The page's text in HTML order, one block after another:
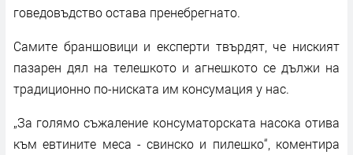
говедовъдство остава пренебрегнато.
Самите браншовици и експерти твърдят, че ниският
пазарен дял на телешкото и агнешкото се дължи на
традиционно по-ниската им консумация у нас.
„За голямо съжаление консуматорската насока отива
към евтините меса - свинско и пилешко“, коментира